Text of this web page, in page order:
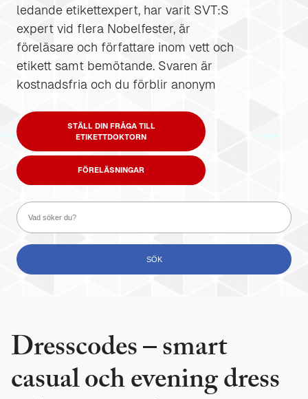
ledande etikettexpert, har varit SVT:S
expert vid flera Nobelfester, är
föreläsare och författare inom vett och
etikett samt bemötande. Svaren är
kostnadsfria och du förblir anonym
STÄLL DIN FRÅGA TILL
ETIKETTDOKTORN
FÖRELÄSNINGAR
Dresscodes – smart
casual och evening dress